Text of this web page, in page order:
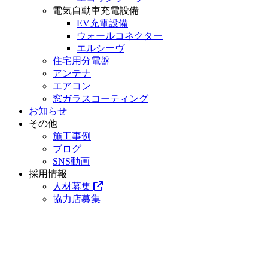
電気自動車充電設備
EV充電設備
ウォールコネクター
エルシーヴ
住宅用分電盤
アンテナ
エアコン
窓ガラスコーティング
お知らせ
その他
施工事例
ブログ
SNS動画
採用情報
人材募集
協力店募集